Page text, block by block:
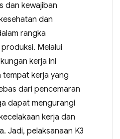
dan kewajiban
dan
rangka
Melalui
kerja ini
kerja yang
dari pencemaran
dapat mengurangi
kerja dan
Jadi, pelaksanaan K3